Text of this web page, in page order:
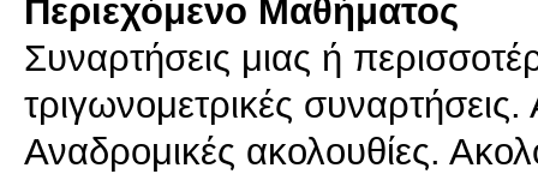
Περιεχόμενο Μαθήματος
Συναρτήσεις μιας ή
τριγωνομετρικές συναρτήσεις.
Αναδρομικές ακολουθίες.